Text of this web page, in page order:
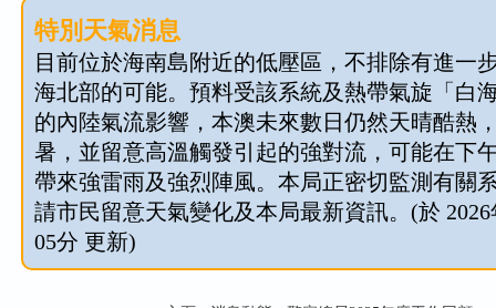
特別天氣消息
目前位於海南島附近的低壓區，不排除有進一
海北部的可能。預料受該系統及熱帶氣旋「白
的內陸氣流影響，本澳未來數日仍然天晴酷熱
暑，並留意高溫觸發引起的強對流，可能在下
帶來強雷雨及強烈陣風。本局正密切監測有關
請市民留意天氣變化及本局最新資訊。(於 2026
05分 更新)